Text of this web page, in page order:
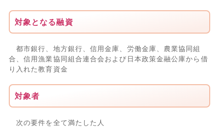
対象となる融資
都市銀行、地方銀行、信用金庫、労働金庫、農業協同組
合、信用漁業協同組合連合会および日本政策金融公庫から借
り入れた教育資金
対象者
次の要件を全て満たした人